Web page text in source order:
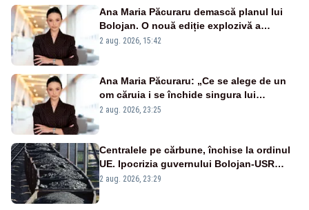
Ana Maria Păcuraru demască planul lui
Bolojan. O nouă ediție explozivă a
emisiunii „Miza Zilei” la Realitatea PLUS
2 aug. 2026, 15:42
Ana Maria Păcuraru: „Ce se alege de un
om căruia i se închide singura lui
portiță?”
2 aug. 2026, 23:25
Centralele pe cărbune, închise la ordinul
UE. Ipocrizia guvernului Bolojan-USR
după starea de alertă
2 aug. 2026, 23:29